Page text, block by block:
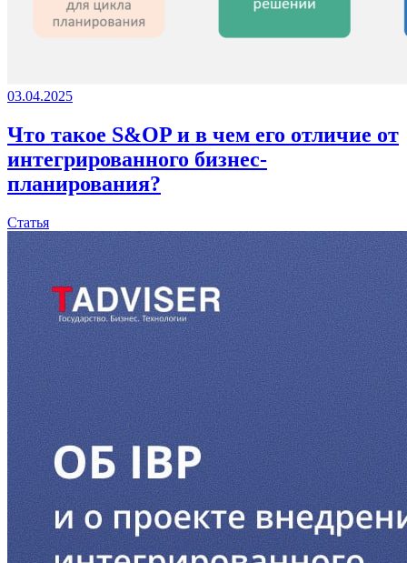
03.04.2025
Что такое S&OP и в чем его отличие от
интегрированного бизнес-
планирования?
Статья